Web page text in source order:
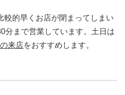
較的早くお店が閉まってしまい
分まで営業しています。土日は
来店をおすすめします。